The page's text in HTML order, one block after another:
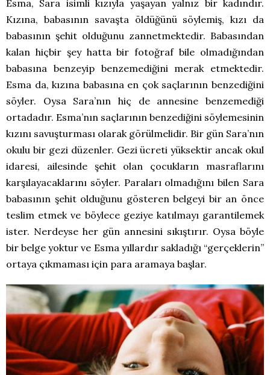
Esma, Sara isimli kızıyla yaşayan yalnız bir kadındır.
Kızına, babasının savaşta öldüğünü söylemiş, kızı da
babasının şehit olduğunu zannetmektedir. Babasından
kalan hiçbir şey hatta bir fotoğraf bile olmadığından
babasına benzeyip benzemediğini merak etmektedir.
Esma da, kızına babasına en çok saçlarının benzediğini
söyler. Oysa Sara’nın hiç de annesine benzemediği
ortadadır. Esma’nın saçlarının benzediğini söylemesinin
kızını savuşturması olarak görülmelidir. Bir gün Sara’nın
okulu bir gezi düzenler. Gezi ücreti yüksektir ancak okul
idaresi, ailesinde şehit olan çocukların masraflarını
karşılayacaklarını söyler. Paraları olmadığını bilen Sara
babasının şehit olduğunu gösteren belgeyi bir an önce
teslim etmek ve böylece geziye katılmayı garantilemek
ister. Nerdeyse her gün annesini sıkıştırır. Oysa böyle
bir belge yoktur ve Esma yıllardır sakladığı “gerçeklerin”
ortaya çıkmaması için para aramaya başlar.